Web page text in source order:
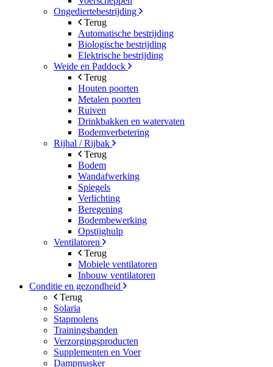
Ongediertebestrijding
Terug
Automatische bestrijding
Biologische bestrijding
Elektrische bestrijding
Weide en Paddock
Terug
Houten poorten
Metalen poorten
Ruiven
Drinkbakken en watervaten
Bodemverbetering
Rijhal / Rijbak
Terug
Bodem
Wandafwerking
Spiegels
Verlichting
Beregening
Bodembewerking
Opstijghulp
Ventilatoren
Terug
Mobiele ventilatoren
Inbouw ventilatoren
Conditie en gezondheid
Terug
Solaria
Stapmolens
Trainingsbanden
Verzorgingsproducten
Supplementen en Voer
Dampmasker